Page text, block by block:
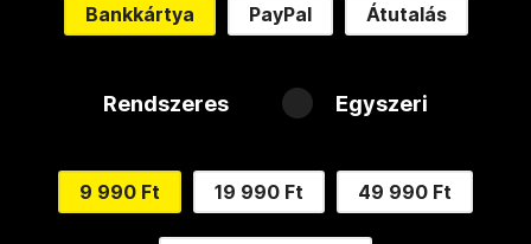
Bankkártya PayPal Átutalás
Rendszeres Egyszeri
9 990 Ft 19 990 Ft 49 990 Ft